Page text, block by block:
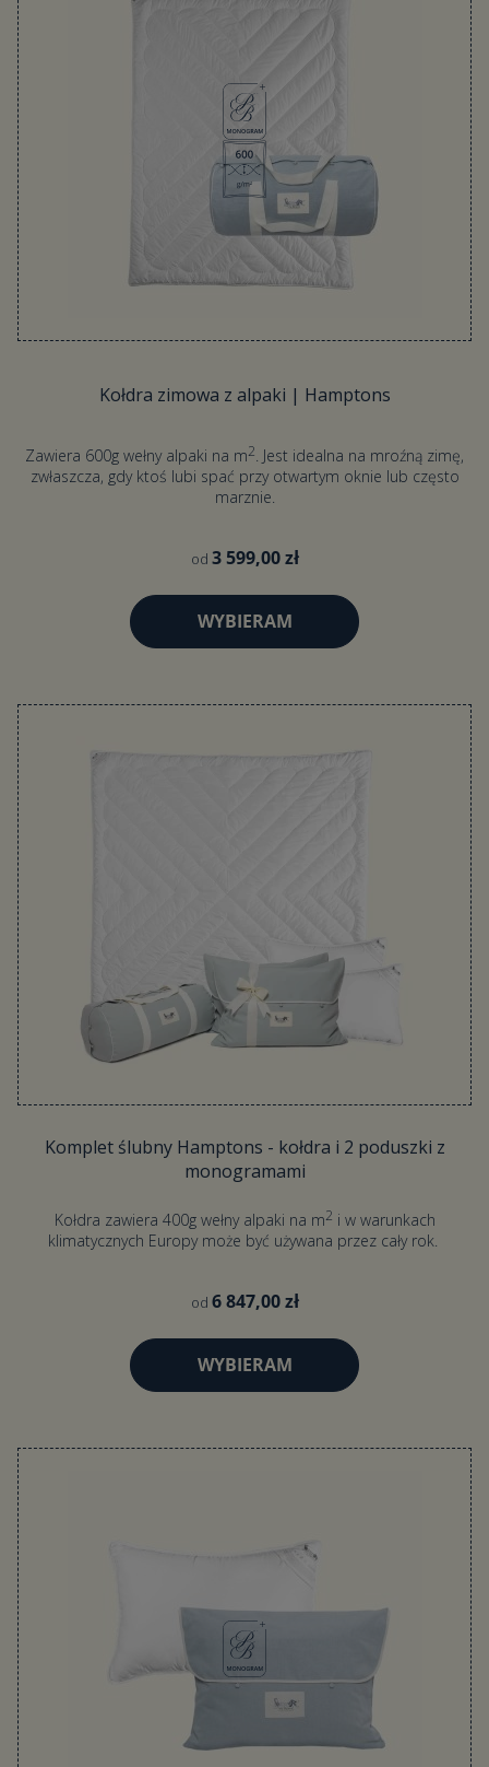
Kołdra zimowa z alpaki | Hamptons
Zawiera 600g wełny alpaki na m2. Jest idealna na mroźną zimę,
zwłaszcza, gdy ktoś lubi spać przy otwartym oknie lub często
marznie.
od 3 599,00 zł
WYBIERAM
Komplet ślubny Hamptons - kołdra i 2 poduszki z
monogramami​
Kołdra zawiera 400g wełny alpaki na m2 i w warunkach
klimatycznych Europy może być używana przez cały rok.
od 6 847,00 zł
WYBIERAM